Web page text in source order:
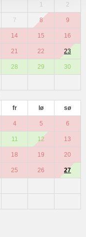
1 2
7 8 9
14 15 16
21 22 23
28 29 30
fr lø sø
4 5 6
11 12 13
18 19 20
25 26 27